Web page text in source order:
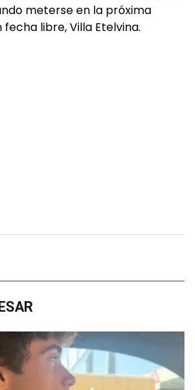
meterse en la próxima
libre, Villa Etelvina.